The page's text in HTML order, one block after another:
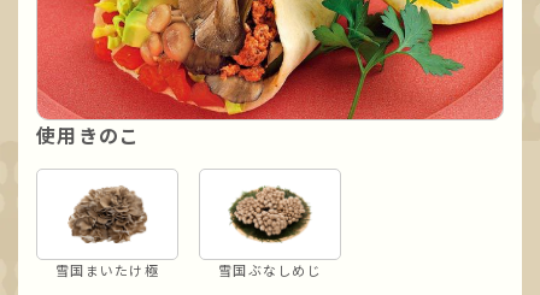
使用きのこ
雪国まいたけ極 雪国ぶなしめじ